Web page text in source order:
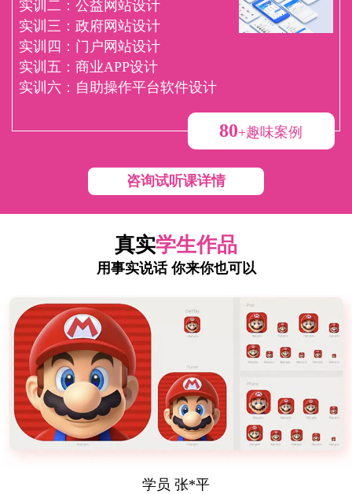
实训二：公益网站设计
实训三：政府网站设计
实训四：门户网站设计
实训五：商业APP设计
实训六：自助操作平台软件设计
80+趣味案例
咨询试听课详情
真实学生作品
用事实说话 你来你也可以
学员 张*平